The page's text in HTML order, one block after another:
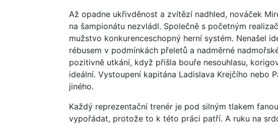
Až opadne ukřivděnost a zvítězí nadhled, nováček
na šampionátu nezvládl. Společně s početným
mužstvo konkurenceschopný herní systém. Nenašel
rébusem v podmínkách přeletů a nadměrné
pozitivně utkání, když přišla bouře nesouhlasu,
ideální. Vystoupení kapitána Ladislava Krejčího nebo
jiného.
Každý reprezentační trenér je pod silným tlakem
vypořádat, protože to k této práci patří. A ruku na